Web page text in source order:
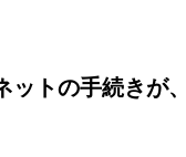
ットの手続きが